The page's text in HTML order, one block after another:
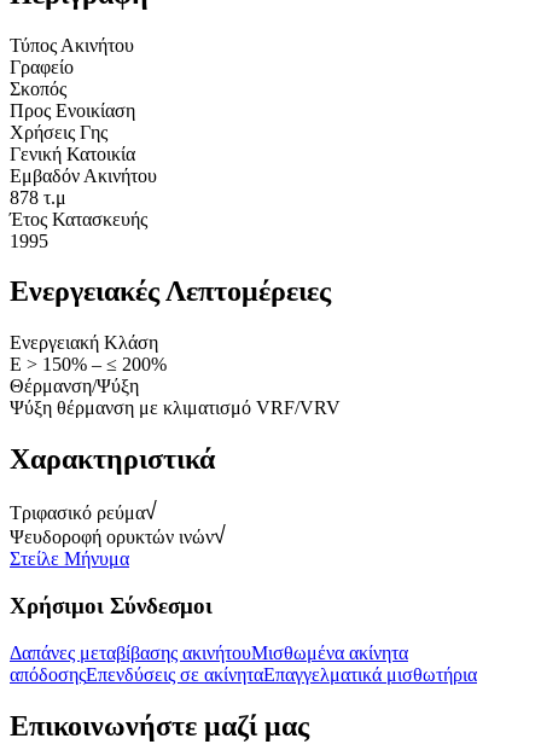
Τύπος Ακινήτου
Γραφείο
Σκοπός
Προς Ενοικίαση
Χρήσεις Γης
Γενική Κατοικία
Εμβαδόν Ακινήτου
878 τ.μ
Έτος Κατασκευής
1995
Ενεργειακές Λεπτομέρειες
Ενεργειακή Κλάση
Ε > 150% – ≤ 200%
Θέρμανση/Ψύξη
Ψύξη θέρμανση με κλιματισμό VRF/VRV
Χαρακτηριστικά
Τριφασικό ρεύμα
Ψευδοροφή ορυκτών ινών
Στείλε Μήνυμα
Χρήσιμοι Σύνδεσμοι
Δαπάνες μεταβίβασης ακινήτουΜισθωμένα ακίνητα
απόδοσηςΕπενδύσεις σε ακίνηταΕπαγγελματικά μισθωτήρια
Επικοινωνήστε μαζί μας